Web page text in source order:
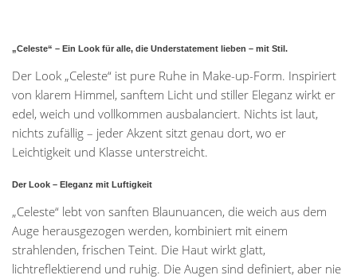
„Celeste“ – Ein Look für alle, die Understatement lieben – mit Stil.
Der Look „Celeste“ ist pure Ruhe in Make-up-Form. Inspiriert
von klarem Himmel, sanftem Licht und stiller Eleganz wirkt er
edel, weich und vollkommen ausbalanciert. Nichts ist laut,
nichts zufällig – jeder Akzent sitzt genau dort, wo er
Leichtigkeit und Klasse unterstreicht.
Der Look – Eleganz mit Luftigkeit
„Celeste“ lebt von sanften Blaunuancen, die weich aus dem
Auge herausgezogen werden, kombiniert mit einem
strahlenden, frischen Teint. Die Haut wirkt glatt,
lichtreflektierend und ruhig. Die Augen sind definiert, aber nie